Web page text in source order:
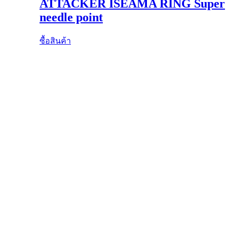
ATTACKER ISEAMA RING Super
needle point
ซื้อสินค้า